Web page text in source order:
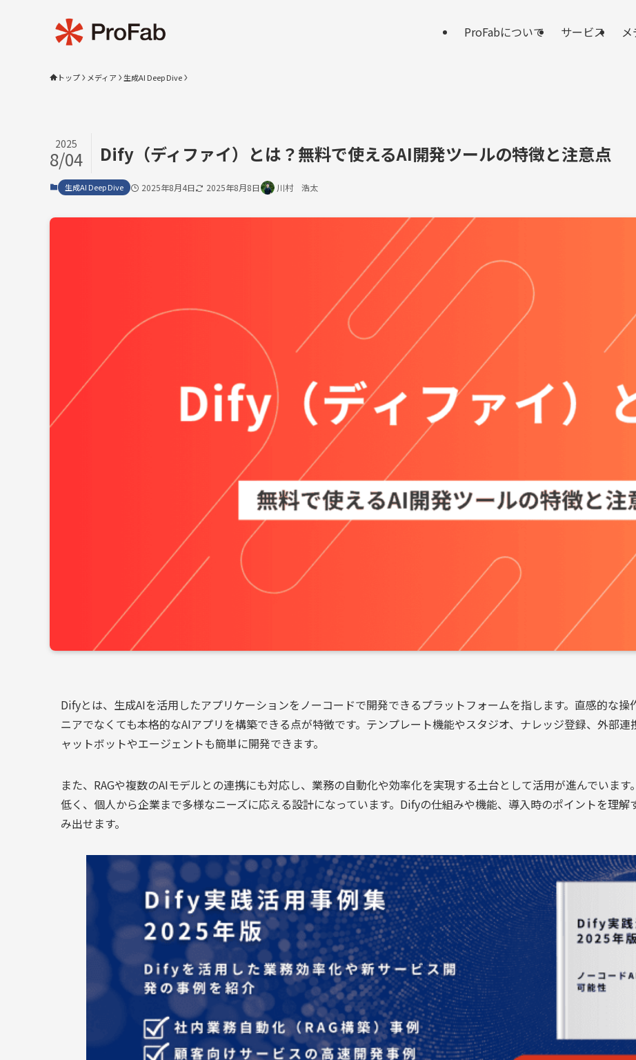
ProFabについて サービス
トップ メディア 生成AI Deep Dive
Dify（ディファイ）とは？無料で使えるAI開発ツールの特徴と注意点
2025
8/04
生成AI Deep Dive 2025年8月4日 2025年8月8日 川村 浩太
Difyとは、生成AIを活用したアプリケーションをノーコードで開発できるプラットフォームを指します。直感的な
ニアでなくても本格的なAIアプリを構築できる点が特徴です。テンプレート機能やスタジオ、ナレッジ登録、外部
ャットボットやエージェントも簡単に開発できます。
また、RAGや複数のAIモデルとの連携にも対応し、業務の自動化や効率化を実現する土台として活用が進んでいま
低く、個人から企業まで多様なニーズに応える設計になっています。Difyの仕組みや機能、導入時のポイントを理
み出せます。